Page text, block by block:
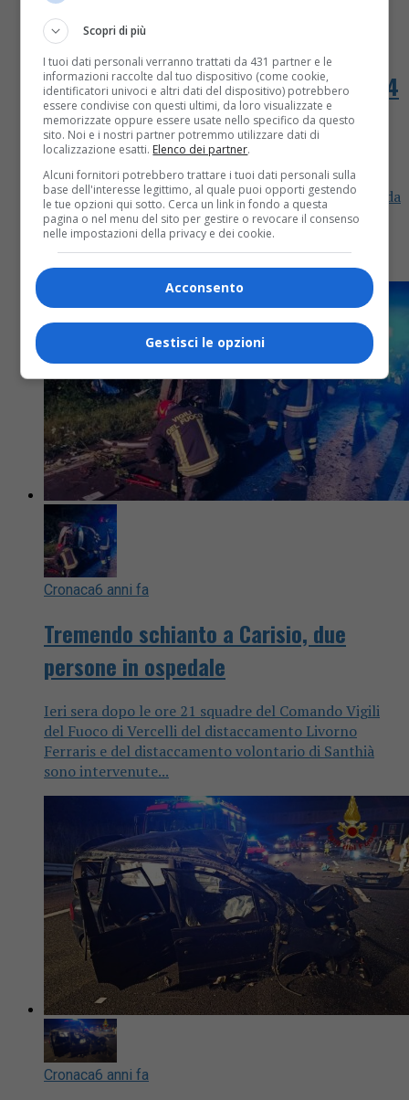
Cronaca 6 anni fa
Camion contromano sull’autostrada A4
Torino-Milano viene fatto uscire a
Carisio
Oggi un camion ha percorso un tratto dell’autostrada
A4 Torino-Milano contromano. Automobilisti di
passaggio hanno subito avvertito la polizia stradale
che ha provveduto a chiudere l’autostrada....
Cronaca6 anni fa
Tremendo schianto a Carisio, due
persone in ospedale
Ieri sera dopo le ore 21 squadre del Comando Vigili
del Fuoco di Vercelli del distaccamento Livorno
Ferraris e del distaccamento volontario di Santhià
sono intervenute...
Cronaca6 anni fa
Scopri di più
I tuoi dati personali verranno trattati da 431 partner e le
informazioni raccolte dal tuo dispositivo (come cookie,
identificatori univoci e altri dati del dispositivo) potrebbero
essere condivise con questi ultimi, da loro visualizzate e
memorizzate oppure essere usate nello specifico da questo
sito. Noi e i nostri partner potremmo utilizzare dati di
localizzazione esatti. Elenco dei partner.
Alcuni fornitori potrebbero trattare i tuoi dati personali sulla
base dell'interesse legittimo, al quale puoi opporti gestendo
le tue opzioni qui sotto. Cerca un link in fondo a questa
pagina o nel menu del sito per gestire o revocare il consenso
nelle impostazioni della privacy e dei cookie.
Acconsento
Gestisci le opzioni